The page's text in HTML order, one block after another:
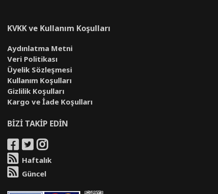
KVKK ve Kullanım Koşulları
Aydınlatma Metni
Veri Politikası
Üyelik Sözleşmesi
Kullanım Koşulları
Gizlilik Koşulları
Kargo ve İade Koşulları
BİZİ TAKİP EDİN
Haftalık
Güncel